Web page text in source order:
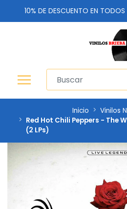
10% DE DESCUENTO EN
Inicio
Vinilos
Red Hot Chili Peppers - The
(2 LPs)